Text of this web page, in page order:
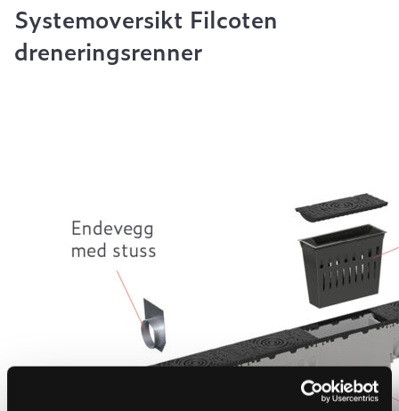
Systemoversikt Filcoten
dreneringsrenner